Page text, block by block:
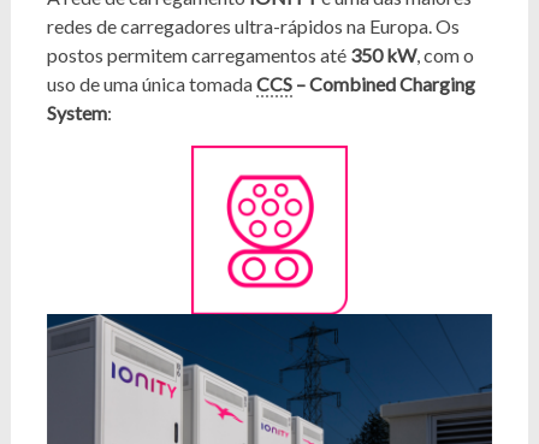
redes de carregadores ultra-rápidos na Europa. Os
postos permitem carregamentos até 350 kW, com o
uso de uma única tomadaCCS– Combined Charging
System: